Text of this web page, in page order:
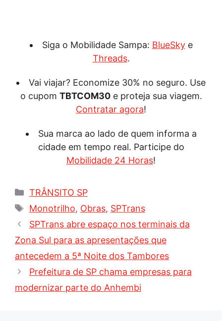
Siga o Mobilidade Sampa: BlueSkye
Threads.
Vai viajar? Economize 30% no seguro. Use
o cupom TBTCOM30e proteja sua viagem.
Contratar agora!
Sua marca ao lado de quem informa a
cidade em tempo real. Participe do
Mobilidade 24 Horas!
Categorias
TRÂNSITO SP
Tags
Monotrilho, Obras, SPTrans
SPTrans abre espaço nos terminais da
Zona Sul para as apresentações que
antecedem a 5ª Noite dos Tambores
Prefeitura de SP chama empresas para
modernizar parte do Anhembi